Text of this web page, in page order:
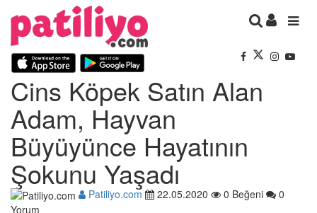
Cins Köpek Satın Alan
Adam, Hayvan
Büyüyünce Hayatının
Şokunu Yaşadı
Patiliyo.com 22.05.2020 0 Beğeni
0
Yorum